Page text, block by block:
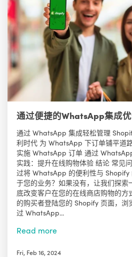
通过便捷的WhatsApp集成
通过 WhatsApp 集成轻松管理
利时代 为 WhatsApp 下订单铺平道
实施 WhatsApp 订单 通过
实践：提升在线购物体验 结论 常见
过将 WhatsApp 的便利性与 Shopify
于您的业务？如果没有，让我们探索
底改变客户在您的在线商店购物的方
的购买者登陆您的 Shopify 页面，浏
过 WhatsApp...
Read more
Fri, Feb 16, 2024